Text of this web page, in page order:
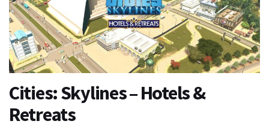
Cities: Skylines – Hotels &
Retreats